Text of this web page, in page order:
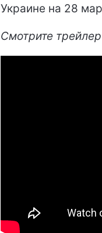
Украине на 28
Смотрите